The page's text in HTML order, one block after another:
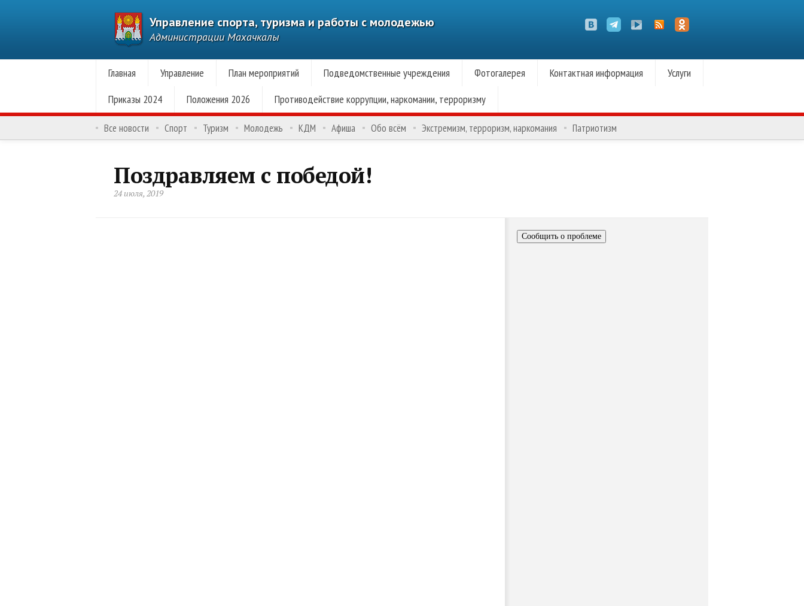
Управление спорта, туризма и работы с молодежью
Администрации Махачкалы
Главная Управление План мероприятий Подведомственные учреждения Фотогалерея Контактная информация
Услуги
Приказы 2024
Положения 2026 Противодействие коррупции, наркомании, терроризму
Все новости Спорт Туризм Молодежь КДМ Афиша Обо всём Экстремизм, терроризм, наркомания Патриотизм
Поздравляем с победой!
24 июля, 2019
Сообщить о проблеме